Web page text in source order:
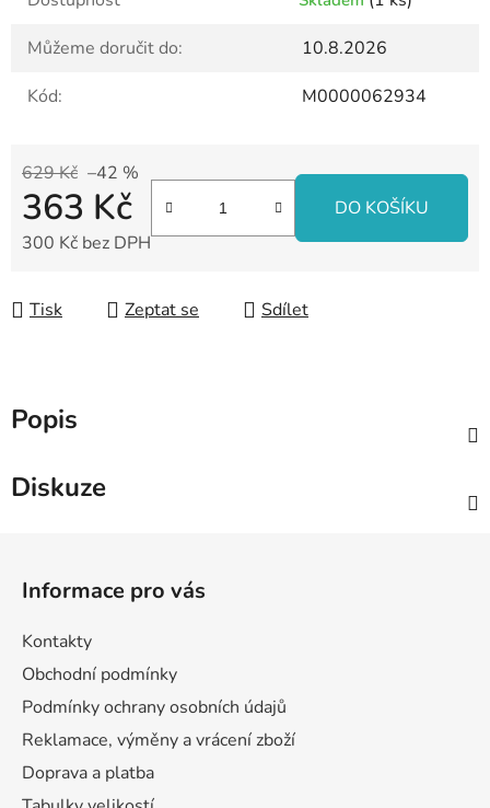
Můžeme doručit do:
10.8.2026
Kód:
M0000062934
629 Kč –42 %
363 Kč
300 Kč bez DPH
DO KOŠÍKU
Tisk Zeptat se Sdílet
Popis
Diskuze
Informace pro vás
Kontakty
Obchodní podmínky
Podmínky ochrany osobních údajů
Reklamace, výměny a vrácení zboží
Doprava a platba